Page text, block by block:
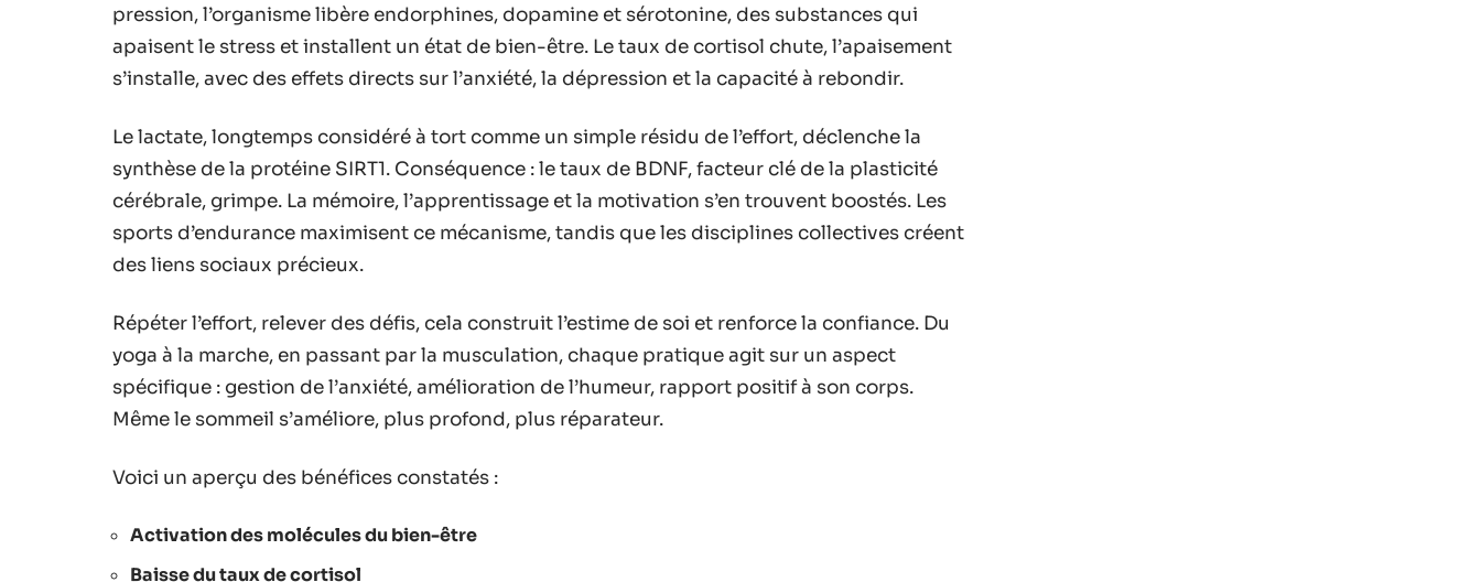
pression, l’organisme libère endorphines, dopamine et sérotonine, des substances qui
apaisent le stress et installent un état de bien-être. Le taux de cortisol chute, l’apaisement
s’installe, avec des effets directs sur l’anxiété, la dépression et la capacité à rebondir.
Le lactate, longtemps considéré à tort comme un simple résidu de l’effort, déclenche la
synthèse de la protéine SIRT1. Conséquence : le taux de BDNF, facteur clé de la plasticité
cérébrale, grimpe. La mémoire, l’apprentissage et la motivation s’en trouvent boostés. Les
sports d’endurance maximisent ce mécanisme, tandis que les disciplines collectives créent
des liens sociaux précieux.
Répéter l’effort, relever des défis, cela construit l’estime de soi et renforce la confiance. Du
yoga à la marche, en passant par la musculation, chaque pratique agit sur un aspect
spécifique : gestion de l’anxiété, amélioration de l’humeur, rapport positif à son corps.
Même le sommeil s’améliore, plus profond, plus réparateur.
Voici un aperçu des bénéfices constatés :
Activation des molécules du bien-être
Baisse du taux de cortisol